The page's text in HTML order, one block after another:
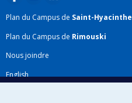
Plan du Campus de Saint-Hyacinthe
Plan du Campus de Rimouski
Nous joindre
English